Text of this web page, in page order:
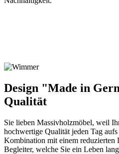
Design "Made in
Qualität
Sie lieben Massivholzmöbel, weil
hochwertige Qualität jeden Tag
Kombination mit einem reduzierten
Begleiter, welche Sie ein Leben